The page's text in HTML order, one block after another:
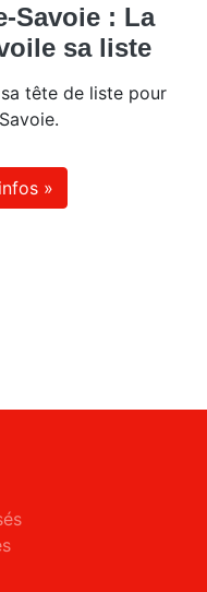
Savoie : La
sa liste
tête de liste pour
»